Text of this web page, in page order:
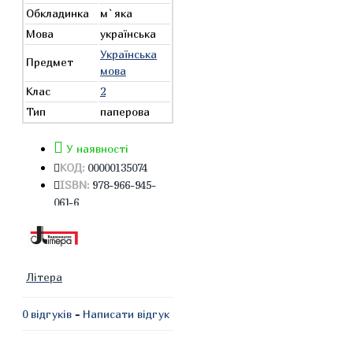
Обкладинка
м`яка
Мова
українська
Предмет
Українська
мова
Клас
2
Тип
паперова
У наявності
КОД: 00000135074
ISBN: 978-966-945-
061-6
Літера
0 відгуків - Написати відгук